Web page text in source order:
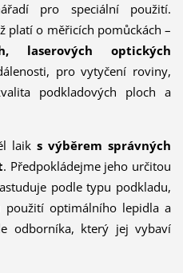
pro speciální použití.
platí o měřicích pomůckách –
laserových optických
pro vytyčení roviny,
podkladových ploch a
laiks výběrem správných
. Předpokládejme jeho určitou
podle typu podkladu,
použití optimálního lepidla a
odborníka, který jej vybaví